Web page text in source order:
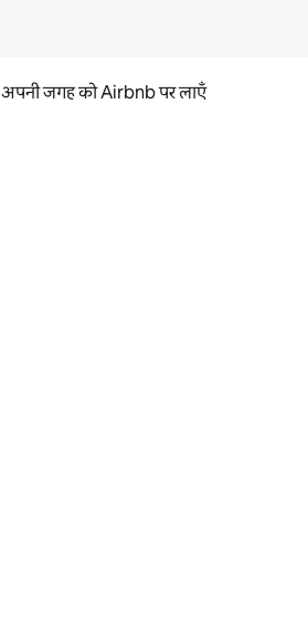
अपनी जगह को Airbnb पर लाएँ